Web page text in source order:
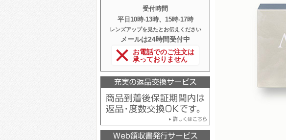
受付時間
平日10時‐13時、15時‐17時
レンズアップを見たとお伝えください
メールは24時間受付中
お電話でのご注文は
承っておりません